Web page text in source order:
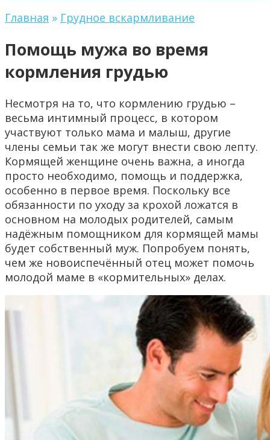
Главная » Грудное вскармливание
Помощь мужа во время
кормления грудью
Несмотря на то, что кормлению грудью –
весьма интимный процесс, в котором
участвуют только мама и малыш, другие
члены семьи так же могут внести свою лепту.
Кормящей женщине очень важна, а иногда
просто необходимо, помощь и поддержка,
особенно в первое время. Поскольку все
обязанности по уходу за крохой ложатся в
основном на молодых родителей, самым
надёжным помощником для кормящей мамы
будет собственный муж. Попробуем понять,
чем же новоиспечённый отец может помочь
молодой маме в «кормительных» делах.